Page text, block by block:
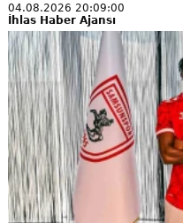
04.08.2026 20:09:00
İhlas Haber Ajansı